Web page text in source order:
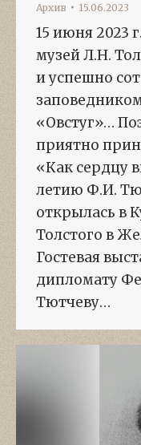
Архив 15.06.2023
15 июня 2023
музей Л.Н.
и успешно
«Овстуг»…
приятно
«Как сердцу
летию Ф.И.
открылась в
Толстого в
Гостевая
дипломату
Тютчеву…